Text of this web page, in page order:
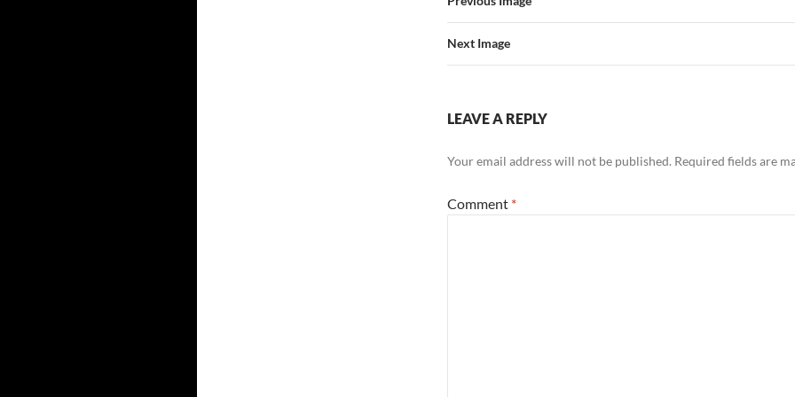
Next Image
LEAVE A REPLY
Your email address will not be published. Required fields are
Comment *